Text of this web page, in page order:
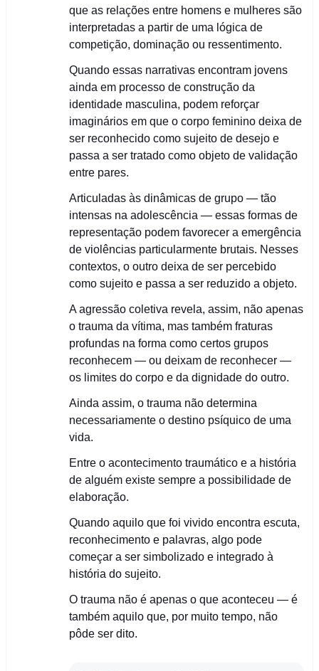
que as relações entre homens e mulheres são
interpretadas a partir de uma lógica de
competição, dominação ou ressentimento.
Quando essas narrativas encontram jovens
ainda em processo de construção da
identidade masculina, podem reforçar
imaginários em que o corpo feminino deixa de
ser reconhecido como sujeito de desejo e
passa a ser tratado como objeto de validação
entre pares.
Articuladas às dinâmicas de grupo — tão
intensas na adolescência — essas formas de
representação podem favorecer a emergência
de violências particularmente brutais. Nesses
contextos, o outro deixa de ser percebido
como sujeito e passa a ser reduzido a objeto.
A agressão coletiva revela, assim, não apenas
o trauma da vítima, mas também fraturas
profundas na forma como certos grupos
reconhecem — ou deixam de reconhecer —
os limites do corpo e da dignidade do outro.
Ainda assim, o trauma não determina
necessariamente o destino psíquico de uma
vida.
Entre o acontecimento traumático e a história
de alguém existe sempre a possibilidade de
elaboração.
Quando aquilo que foi vivido encontra escuta,
reconhecimento e palavras, algo pode
começar a ser simbolizado e integrado à
história do sujeito.
O trauma não é apenas o que aconteceu — é
também aquilo que, por muito tempo, não
pôde ser dito.